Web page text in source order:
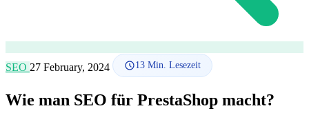
SEO 27 February, 2024 13 Min. Lesezeit
Wie man SEO für PrestaShop macht?